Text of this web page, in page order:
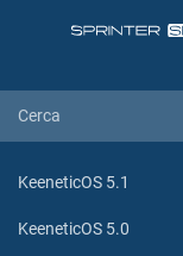
KeeneticOS 5.1
KeeneticOS 5.0